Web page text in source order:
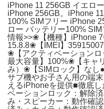
iPhone 11 256GB イエロ
iPhone 256GB。iPhone
100% SIMフリー iPhone
ロー バッテリー100%
情報>>❀【機種】iPhone
15.8.8❀【IMEI】
❀【アクティベーション
最大容量】100%❀【キャ
み）❀【SIMロック】なし
サブ機やお子さん用の端
えるiPhoneを提供■徹底
ベーションロック：解除
み・スピーカー：動作確